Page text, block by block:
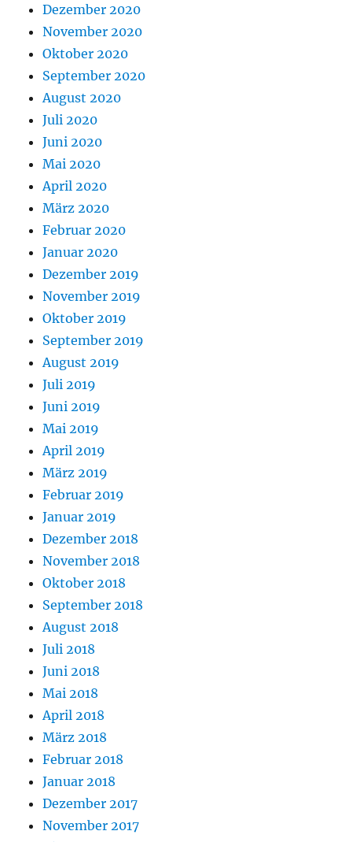
Dezember 2020
November 2020
Oktober 2020
September 2020
August 2020
Juli 2020
Juni 2020
Mai 2020
April 2020
März 2020
Februar 2020
Januar 2020
Dezember 2019
November 2019
Oktober 2019
September 2019
August 2019
Juli 2019
Juni 2019
Mai 2019
April 2019
März 2019
Februar 2019
Januar 2019
Dezember 2018
November 2018
Oktober 2018
September 2018
August 2018
Juli 2018
Juni 2018
Mai 2018
April 2018
März 2018
Februar 2018
Januar 2018
Dezember 2017
November 2017